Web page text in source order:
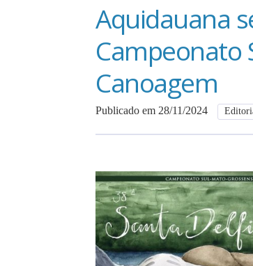
Aquidauana
Campeonato
Canoagem
Publicado em 28/11/2024